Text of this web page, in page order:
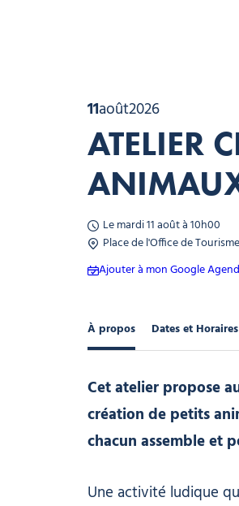
11août2026
ATELIER
Le mardi 11 août à 10h00
Place de l'Office de
Ajouter à mon Google
À propos Dates et Horaires
Cet atelier propose
création de petits
chacun assemble et
Une activité ludique